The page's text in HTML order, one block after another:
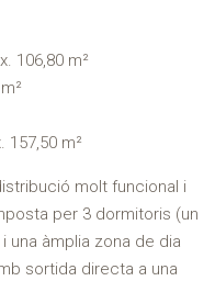
106,80 m²
157,50 m²
molt funcional i
per 3 dormitoris (un
una àmplia zona de dia
sortida directa a una